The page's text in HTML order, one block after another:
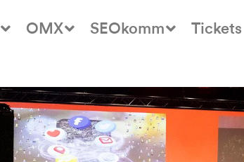
OMX SEOkomm Tickets